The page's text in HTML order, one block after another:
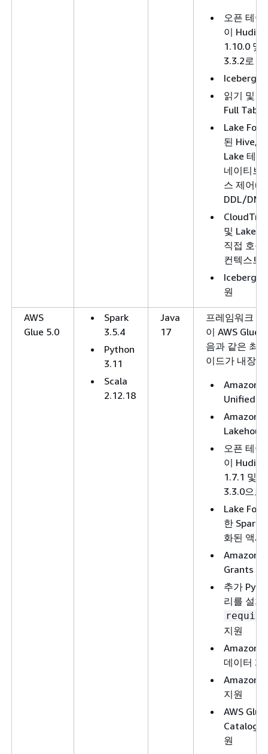
오픈 테이
이 Hudi
1.10.0 및
3.3.2로
Iceberg
읽기 및
Full Table
Lake
된 Hive,
Lake 테
네이티브
스 제어
DDL/
및 Lake
직접 호출
컨텍스트
Iceberg
원
AWS
Glue 5.0
Spark
3.5.4
Python
3.11
Scala
2.12.18
Java
17
프레임워크
이 AWS Glue
음과 같은 최
이드가 내장
Amazon
Unified
Amazon
오픈 테이
이 Hudi
1.7.1 및
3.3.0으로
Lake
한 Spark
화된 액세
Amazon
Grants 지
추가
리를 설치
지원
Amazon
데이터 계
Amazon
지원
AWS
Catalog
원